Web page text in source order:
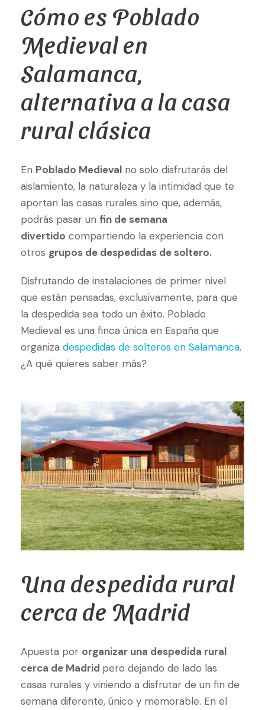
Cómo es Poblado
Medieval en
Salamanca,
alternativa a la casa
rural clásica
En Poblado Medieval no solo disfrutarás del
aislamiento, la naturaleza y la intimidad que te
aportan las casas rurales sino que, además,
podrás pasar un fin de semana
divertido compartiendo la experiencia con
otros grupos de despedidas de soltero.
Disfrutando de instalaciones de primer nivel
que están pensadas, exclusivamente, para que
la despedida sea todo un éxito. Poblado
Medieval es una finca única en España que
organiza despedidas de solteros en Salamanca.
¿A qué quieres saber más?
Una despedida rural
cerca de Madrid
Apuesta por organizar una despedida rural
cerca de Madrid pero dejando de lado las
casas rurales y viniendo a disfrutar de un fin de
semana diferente, único y memorable. En el